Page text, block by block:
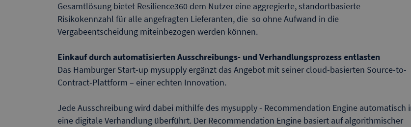
Gesamtlösung bietet Resilience360 dem Nutzer eine aggregierte, standortbasierte
Risikokennzahl für alle angefragten Lieferanten, die so ohne Aufwand in die
Vergabeentscheidung miteinbezogen werden können.
Einkauf durch automatisierten Ausschreibungs- und Verhandlungsprozess entlasten
Das Hamburger Start-up mysupply ergänzt das Angebot mit seiner cloud-basierten Source-to-
Contract-Plattform – einer echten Innovation.
Jede Ausschreibung wird dabei mithilfe des mysupply - Recommendation Engine automatisch
eine digitale Verhandlung überführt. Der Recommendation Engine basiert auf algorithmischer